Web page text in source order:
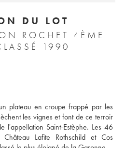
DU LOT
ROCHET 4ÈME
GRAND CRU CLASSÉ 1990
plateau en croupe frappé par les
les vignes et font de ce terroir
l'appellation Saint-Estèphe. Les 46
Lafite Rothschild et Cos